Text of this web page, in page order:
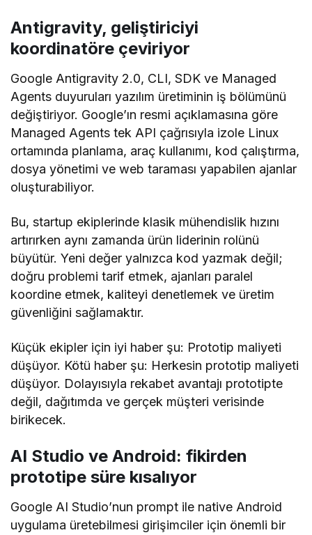
Antigravity, geliştiriciyi
koordinatöre çeviriyor
Google Antigravity 2.0, CLI, SDK ve Managed
Agents duyuruları yazılım üretiminin iş bölümünü
değiştiriyor. Google’ın resmi açıklamasına göre
Managed Agents tek API çağrısıyla izole Linux
ortamında planlama, araç kullanımı, kod çalıştırma,
dosya yönetimi ve web taraması yapabilen ajanlar
oluşturabiliyor.
Bu, startup ekiplerinde klasik mühendislik hızını
artırırken aynı zamanda ürün liderinin rolünü
büyütür. Yeni değer yalnızca kod yazmak değil;
doğru problemi tarif etmek, ajanları paralel
koordine etmek, kaliteyi denetlemek ve üretim
güvenliğini sağlamaktır.
Küçük ekipler için iyi haber şu: Prototip maliyeti
düşüyor. Kötü haber şu: Herkesin prototip maliyeti
düşüyor. Dolayısıyla rekabet avantajı prototipte
değil, dağıtımda ve gerçek müşteri verisinde
birikecek.
AI Studio ve Android: fikirden
prototipe süre kısalıyor
Google AI Studio’nun prompt ile native Android
uygulama üretebilmesi girişimciler için önemli bir